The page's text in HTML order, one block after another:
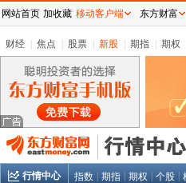
财经 焦点 股票 新股 期指 期权
行情中心 指数 期指 期权 个股
网站首页 加收藏 移动客户端 东方财富